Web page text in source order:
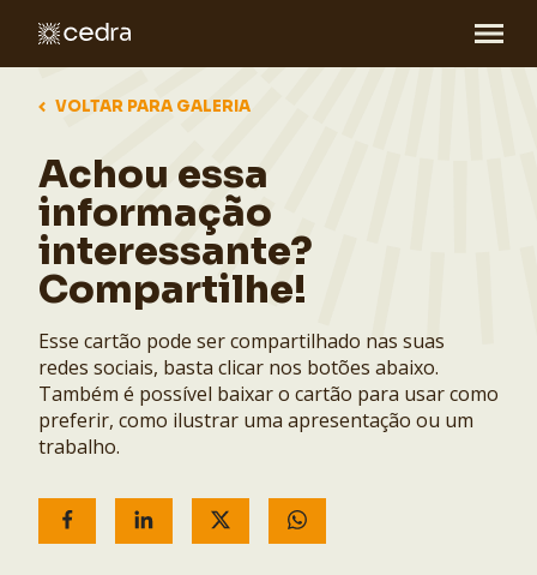
VOLTAR PARA GALERIA
Achou essa
informação
interessante?
Compartilhe!
Esse cartão pode ser compartilhado nas suas
redes sociais, basta clicar nos botões abaixo.
Também é possível baixar o cartão para usar como
preferir, como ilustrar uma apresentação ou um
trabalho.